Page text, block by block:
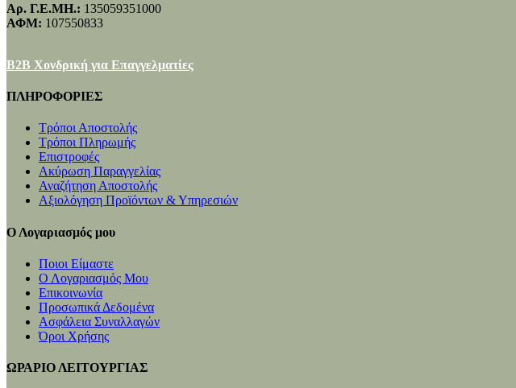
Αρ. Γ.Ε.ΜΗ.: 135059351000
ΑΦΜ: 107550833
B2B Χονδρική για Επαγγελματίες
ΠΛΗΡΟΦΟΡΙΕΣ
Τρόποι Αποστολής
Τρόποι Πληρωμής
Επιστροφές
Ακύρωση Παραγγελίας
Αναζήτηση Αποστολής
Αξιολόγηση Προϊόντων & Υπηρεσιών
Ο Λογαριασμός μου
Ποιοι Είμαστε
Ο Λογαριασμός Μου
Επικοινωνία
Προσωπικά Δεδομένα
Ασφάλεια Συναλλαγών
Όροι Χρήσης
ΩΡΑΡΙΟ ΛΕΙΤΟΥΡΓΙΑΣ